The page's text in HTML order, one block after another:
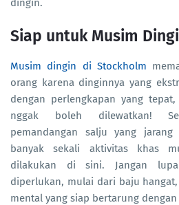
dingin.
Siap untuk Musim
Musim dingin di Stockholm
orang karena dinginnya yang
dengan perlengkapan yang
nggak boleh dilewatkan!
pemandangan salju yang
banyak sekali aktivitas khas
dilakukan di sini. Jangan
diperlukan, mulai dari baju
mental yang siap bertarung